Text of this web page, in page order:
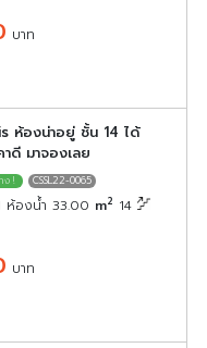
บาท
ห้องน่าอยู่ ชั้น 14 ได้
ดี มาจองเลย
CSSL22-0065
ห้องน้ำ 33.00 m2 14
บาท